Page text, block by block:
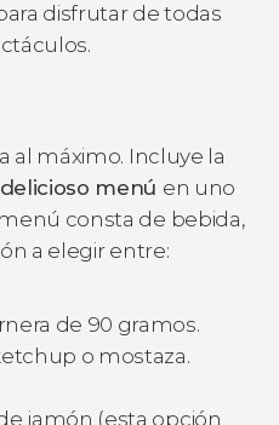
disfrutar de todas
al máximo. Incluye la
delicioso menú en uno
consta de bebida,
a elegir entre:
de 90 gramos.
o mostaza.
jamón (esta opción